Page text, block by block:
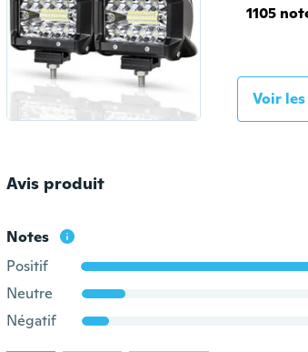
1105
Voir
Avis produit
Notes
Positif
Neutre
Négatif